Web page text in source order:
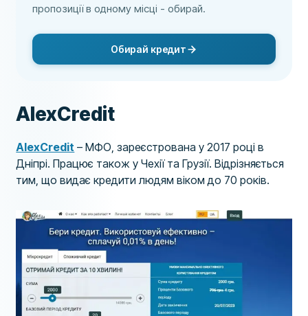
пропозиції в одному місці - обирай.
Обирай кредит
AlexCredit
AlexCredit – МФО, зареєстрована у 2017 році в
Дніпрі. Працює також у Чехії та Грузії. Відрізняється
тим, що видає кредити людям віком до 70 років.